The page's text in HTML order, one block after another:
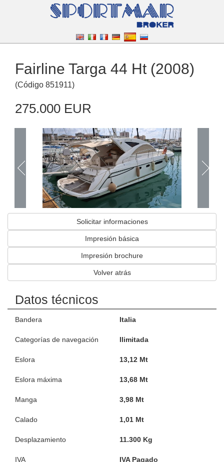
Fairline Targa 44 Ht (2008)
(Código 851911)
275.000 EUR
Solicitar informaciones
Impresión básica
Impresión brochure
Volver atrás
Datos técnicos
Bandera Italia
Categorías de navegación Ilimitada
Eslora 13,12 Mt
Eslora máxima 13,68 Mt
Manga 3,98 Mt
Calado 1,01 Mt
Desplazamiento 11.300 Kg
IVA IVA Pagado